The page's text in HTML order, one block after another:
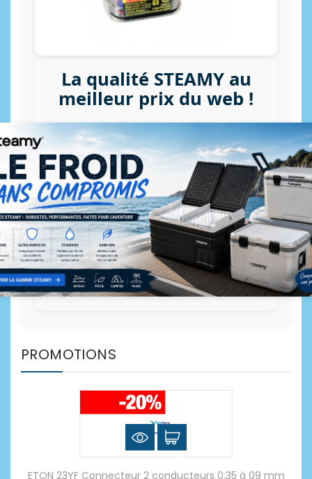
La qualité STEAMY au
meilleur prix du web !
PROMOTIONS
ETON 23YF Connecteur 2 conducteurs 0,35 à 09 mm